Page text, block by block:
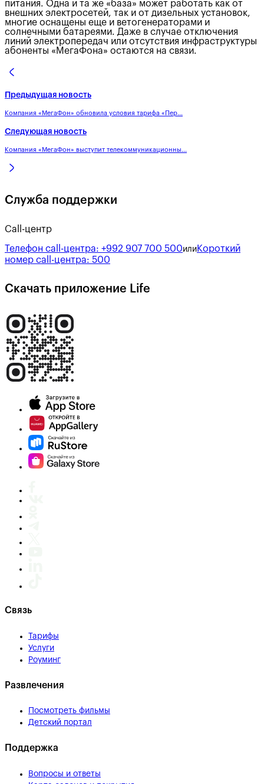
питания. Одна и та же «база» может работать как от
внешних электросетей, так и от дизельных установок,
многие оснащены еще и ветогенераторами и
солнечными батареями. Даже в случае отключения
линий электропередач или отсутствия инфраструктуры
абоненты «МегаФона» остаются на связи.
Предыдущая новость
Компания «МегаФон» обновила условия тарифа «Пер...
Следующая новость
Компания «МегаФон» выступит телекоммуникационны...
Служба поддержки
Call-центр
Телефон call-центра: +992 907 700 500или Короткий
номер call-центра: 500
Скачать приложение Life
Связь
Тарифы
Услуги
Роуминг
Развлечения
Посмотреть фильмы
Детский портал
Поддержка
Вопросы и ответы